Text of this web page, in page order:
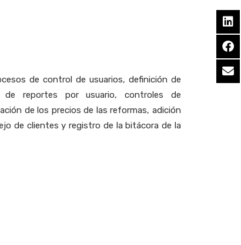
de control de usuarios, definición de
de reportes por usuario, controles de
de los precios de las reformas, adición
de clientes y registro de la bitácora de la